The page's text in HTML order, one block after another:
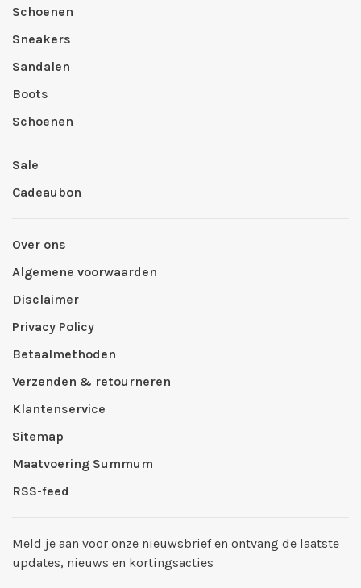
Schoenen
Sneakers
Sandalen
Boots
Schoenen
Sale
Cadeaubon
Over ons
Algemene voorwaarden
Disclaimer
Privacy Policy
Betaalmethoden
Verzenden & retourneren
Klantenservice
Sitemap
Maatvoering Summum
RSS-feed
Meld je aan voor onze nieuwsbrief en ontvang de laatste
updates, nieuws en kortingsacties